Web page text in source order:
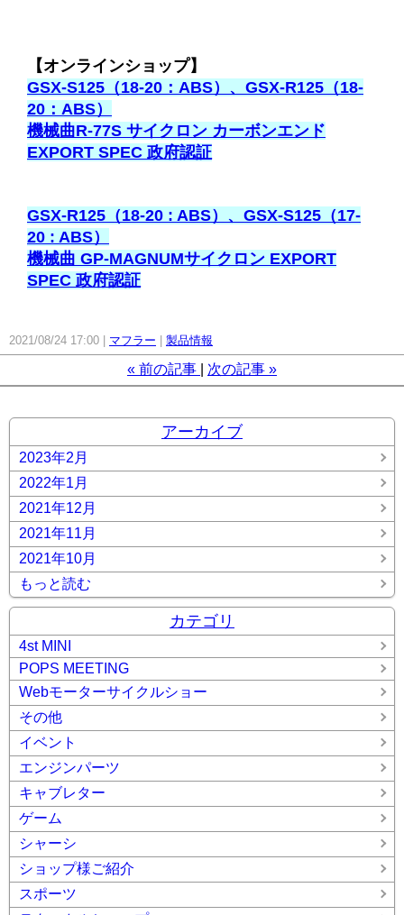
【オンラインショップ】
GSX-S125（18-20：ABS）、GSX-R125（18-
20：ABS）
機械曲R-77S サイクロン カーボンエンド
EXPORT SPEC 政府認証
GSX-R125（18-20 : ABS）、GSX-S125（17-
20 : ABS）
機械曲 GP-MAGNUMサイクロン EXPORT
SPEC 政府認証
2021/08/24 17:00 マフラー 製品情報
« 前の記事 次の記事 »
アーカイブ
2023年2月
2022年1月
2021年12月
2021年11月
2021年10月
もっと読む
カテゴリ
4st MINI
POPS MEETING
Webモーターサイクルショー
その他
イベント
エンジンパーツ
キャブレター
ゲーム
シャーシ
ショップ様ご紹介
スポーツ